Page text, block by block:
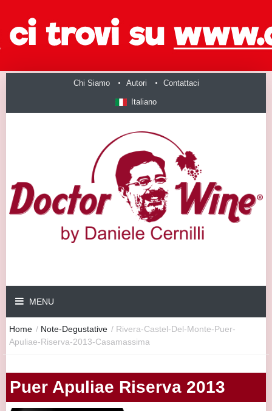
Chi Siamo Autori Contattaci
Italiano
MENU
Home / Note-Degustative / Rivera-Castel-Del-Monte-Puer-
Apuliae-Riserva-2013-Casamassima
Puer Apuliae Riserva 2013